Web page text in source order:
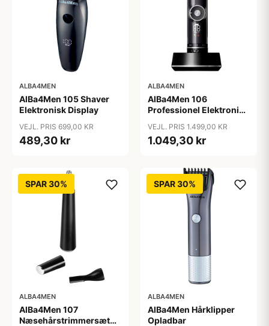
ALBA4MEN
AlBa4Men 105 Shaver
Elektronisk Display
VEJL. PRIS 699,00 KR
489,30 kr
ALBA4MEN
AlBa4Men 106
Professionel Elektronisk
VEJL. PRIS 1.499,00 KR
1.049,30 kr
SPAR 30%
ALBA4MEN
AlBa4Men 107
Næsehårstrimmersæt
SPAR 30%
ALBA4MEN
AlBa4Men Hårklipper
Opladbar